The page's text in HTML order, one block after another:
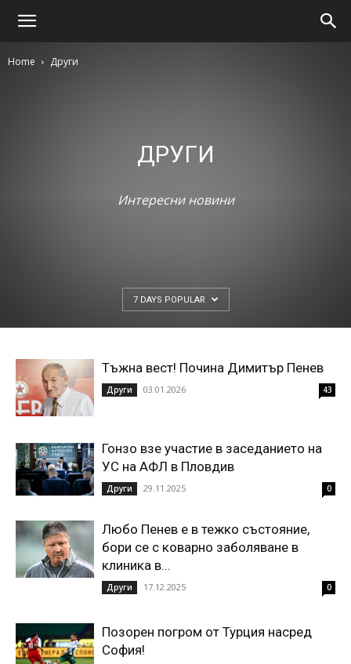
Home Други
ДРУГИ
Интересни новини
7 DAYS POPULAR
Тъжна вест! Почина Димитър Пенев
Други 03.01.2026 43
Гонзо взе участие в заседанието на
УС на АФЛ в Пловдив
Други 29.11.2025 0
Любо Пенев е в тежко състояние,
бори се с коварно заболяване в
клиника в...
Други 17.12.2025 0
Позорен погром от Турция насред
София!